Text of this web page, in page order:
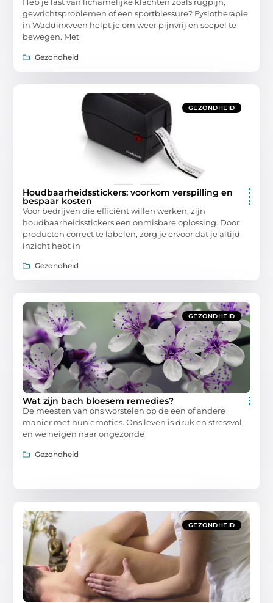
Heb je last van lichamelijke klachten zoals rugpijn,
gewrichtsproblemen of een sportblessure? Fysiotherapie
in Waddinxveen helpt je om weer pijnvrij en soepel te
bewegen. Met
Gezondheid
GEZONDHEID
Houdbaarheidsstickers: voorkom verspilling en
bespaar kosten
Voor bedrijven die efficiënt willen werken, zijn
houdbaarheidsstickers een onmisbare oplossing. Door
producten correct te labelen, zorg je ervoor dat je altijd
inzicht hebt in
Gezondheid
GEZONDHEID
Wat zijn bach bloesem remedies?
De meesten van ons worstelen op de een of andere
manier met hun emoties. Ons leven is druk en stressvol,
en we neigen naar ongezonde
Gezondheid
GEZONDHEID